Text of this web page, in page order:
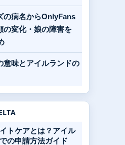
の病名からOnlyFans
の変化・娘の障害を
意味とアイルランドの
トケアとは？アイル
の申請方法ガイド